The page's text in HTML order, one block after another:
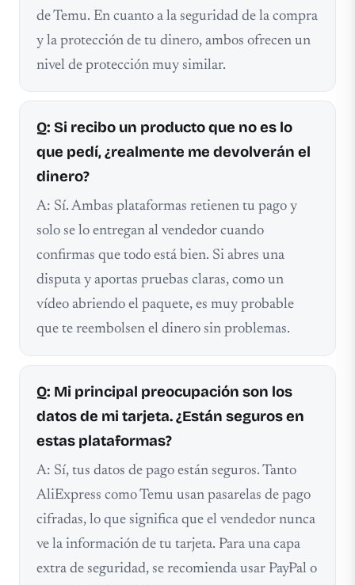
de Temu. En cuanto a la seguridad de la compra
y la protección de tu dinero, ambos ofrecen un
nivel de protección muy similar.
Q: Si recibo un producto que no es lo
que pedí, ¿realmente me devolverán el
dinero?
A: Sí. Ambas plataformas retienen tu pago y
solo se lo entregan al vendedor cuando
confirmas que todo está bien. Si abres una
disputa y aportas pruebas claras, como un
vídeo abriendo el paquete, es muy probable
que te reembolsen el dinero sin problemas.
Q: Mi principal preocupación son los
datos de mi tarjeta. ¿Están seguros en
estas plataformas?
A: Sí, tus datos de pago están seguros. Tanto
AliExpress como Temu usan pasarelas de pago
cifradas, lo que significa que el vendedor nunca
ve la información de tu tarjeta. Para una capa
extra de seguridad, se recomienda usar PayPal o